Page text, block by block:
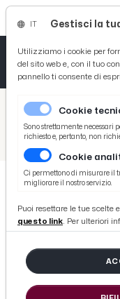
/
San Benedetto del
San
della
“Primavera”
Gestisci la
Utilizziamo i cookie per
del sito web e, con il tuo
pannello ti consente di
Cookie
Sono strettamente necessari
richiesto e, pertanto, non
Cookie
Ci permettono di misurare il
migliorare il nostro servizio.
Puoi resettare le tue scelte
questo link. Per ulteriori
Tutto News
Tutto Sport
Basket
Ciclismo
Tutto Curiosità